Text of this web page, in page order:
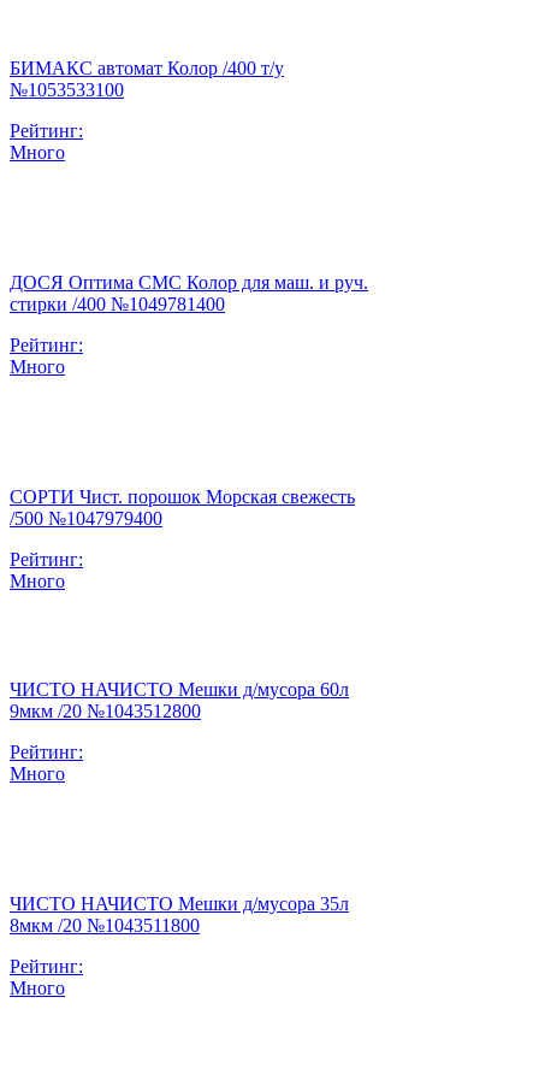
БИМАКС автомат Колор /400 т/у
№1053533100
Рейтинг:
Много
ДОСЯ Оптима СМС Колор для маш. и руч.
стирки /400 №1049781400
Рейтинг:
Много
СОРТИ Чист. порошок Морская свежесть
/500 №1047979400
Рейтинг:
Много
ЧИСТО НАЧИСТО Мешки д/мусора 60л
9мкм /20 №1043512800
Рейтинг:
Много
ЧИСТО НАЧИСТО Мешки д/мусора 35л
8мкм /20 №1043511800
Рейтинг:
Много